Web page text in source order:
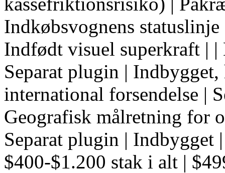
Indkøbsvognens
Indfødt visuel superkraft |
Separat plugin |
international forsendelse |
Geografisk målretning for
Separat plugin | Indbygget
$400-$1.200 stak i alt |